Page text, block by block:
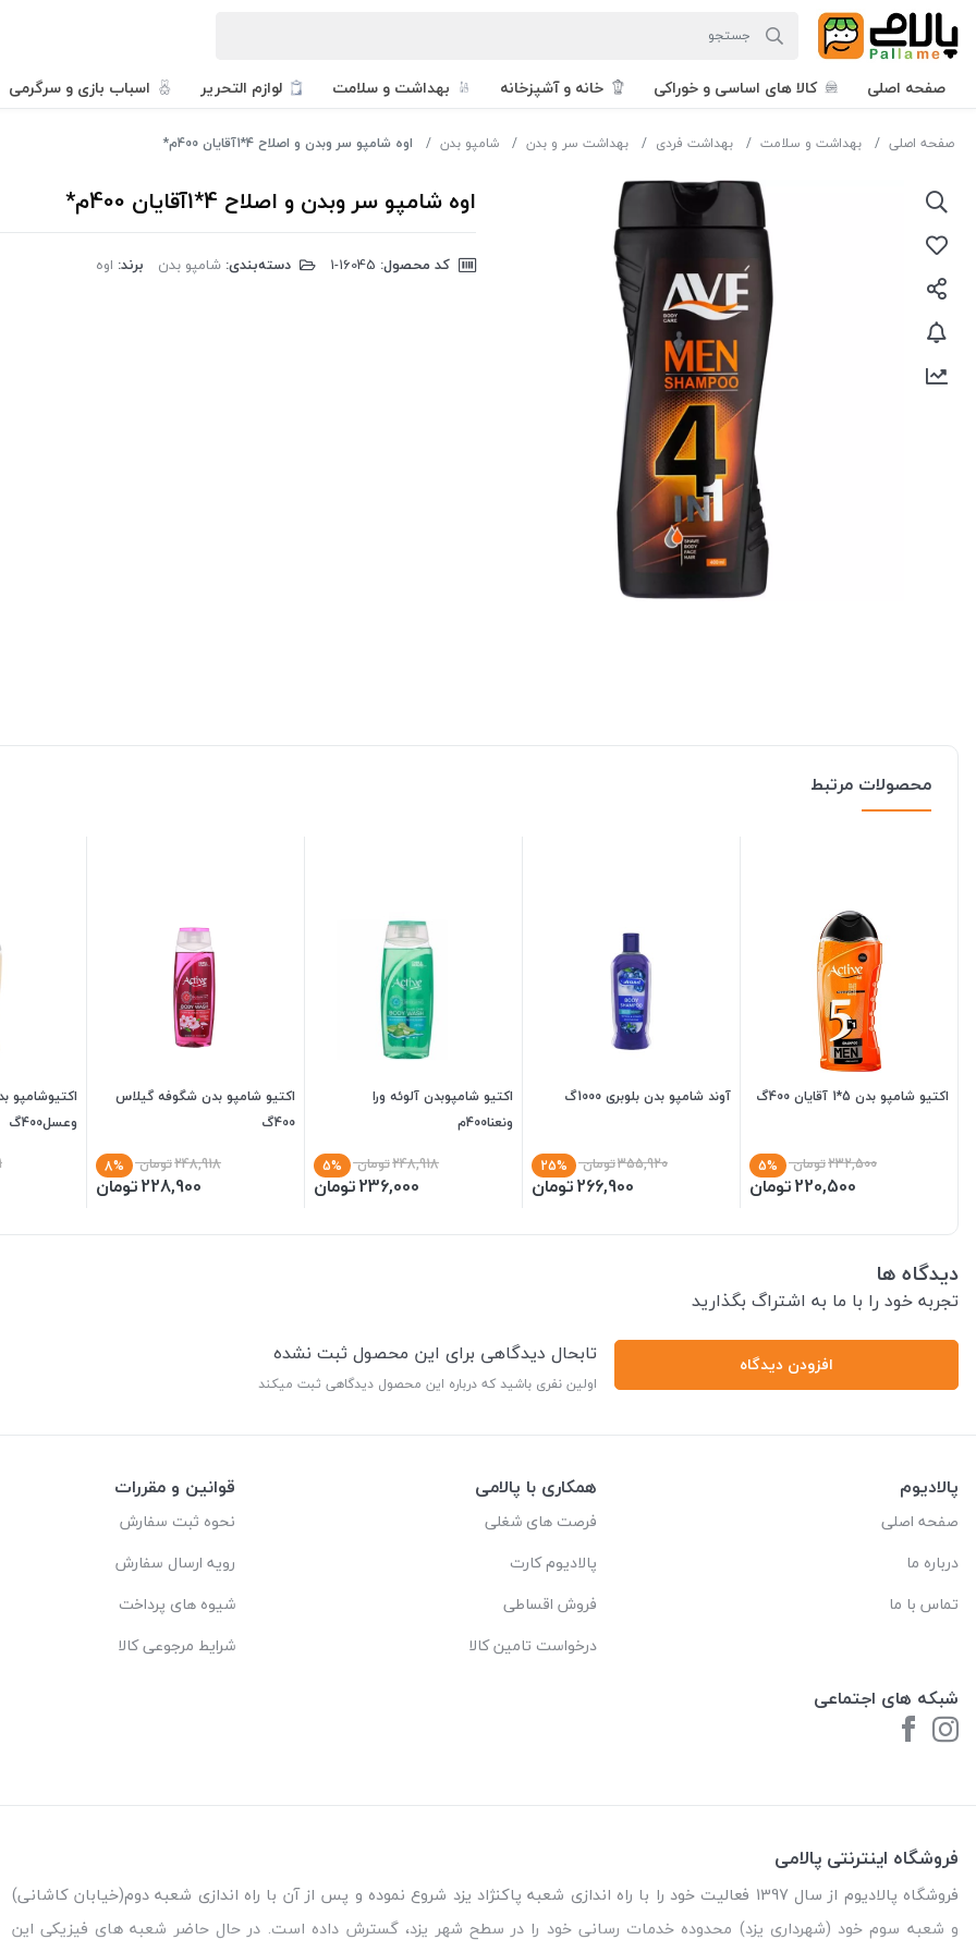
صفحه اصلی کالا های اساسی و خوراکی خانه و آشپزخانه بهداشت و سلامت لوازم التحریر اسباب بازی و سرگرمی
صفحه اصلی بهداشت و سلامت بهداشت فردی بهداشت سر و بدن شامپو بدن اوه شامپو سر وبدن و اصلاح 4*1آقایان 400م*
اوه شامپو سر وبدن و اصلاح 4*1آقایان 400م*
کد محصول: دسته‌بندی: شامپو بدن برند: اوه
محصولات مرتبط
اکتیو شامپو بدن 5*1 آقایان 400گ
232,500تومان 5%
220,500تومان
آوند شامپو بدن بلوبری 1000گ
355,920تومان 25%
266,900تومان
اکتیو شامپوبدن آلوئه ورا
ونعنا400م
248,918تومان 5%
236,000تومان
اکتیو شامپو بدن شگوفه گیلاس
400گ
248,918تومان 8%
228,900تومان
اکتیوشامپو
وعسل400گ
دیدگاه ها
تجربه خود را با ما به اشتراگ بگذارید
افزودن دیدگاه تابحال دیدگاهی برای این محصول ثبت نشده
اولین نفری باشید که درباره این محصول دیدگاهی ثبت میکند
پالادیوم
صفحه اصلی
درباره ما
تماس با ما
شبکه های اجتماعی
همکاری با پالامی
فرصت های شغلی
پالادیوم کارت
فروش اقساطی
درخواست تامین کالا
قوانین و مقررات
نحوه ثبت سفارش
رویه ارسال سفارش
شیوه های پرداخت
شرایط مرجوعی کالا
فروشگاه اینترنتی پالامی
فروشگاه پالادیوم از سال 1397 فعالیت خود را با راه اندازی شعبه پاکنژاد یزد شروع نموده و پس از آن با راه اندازی شعبه دوم(خیابان کاشانی)
و شعبه سوم خود (شهرداری یزد) محدوده خدمات رسانی خود را در سطح شهر یزد، گسترش داده است. در حال حاضر شعبه های فیزیکی این